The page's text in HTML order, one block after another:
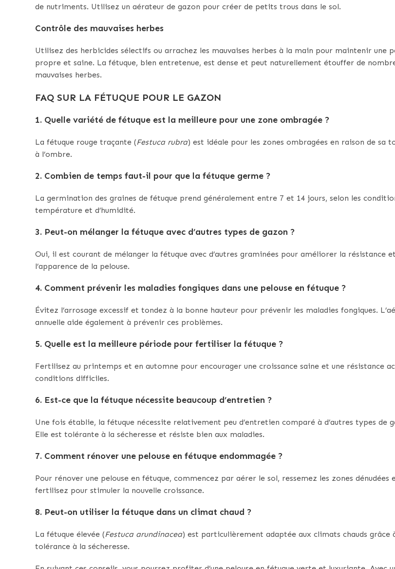
de nutriments. Utilisez un aérateur de gazon pour créer de petits trous dans le sol.
Contrôle des mauvaises herbes
Utilisez des herbicides sélectifs ou arrachez les mauvaises herbes à la main pour maintenir une
propre et saine. La fétuque, bien entretenue, est dense et peut naturellement étouffer de
mauvaises herbes.
FAQ SUR LA FÉTUQUE POUR LE GAZON
1. Quelle variété de fétuque est la meilleure pour une zone ombragée ?
La fétuque rouge traçante (Festuca rubra) est idéale pour les zones ombragées en raison de sa
à l’ombre.
2. Combien de temps faut-il pour que la fétuque germe ?
La germination des graines de fétuque prend généralement entre 7 et 14 jours, selon les
température et d’humidité.
3. Peut-on mélanger la fétuque avec d’autres types de gazon ?
Oui, il est courant de mélanger la fétuque avec d’autres graminées pour améliorer la résistance et
l’apparence de la pelouse.
4. Comment prévenir les maladies fongiques dans une pelouse en fétuque ?
Évitez l’arrosage excessif et tondez à la bonne hauteur pour prévenir les maladies fongiques.
annuelle aide également à prévenir ces problèmes.
5. Quelle est la meilleure période pour fertiliser la fétuque ?
Fertilisez au printemps et en automne pour encourager une croissance saine et une résistance
conditions difficiles.
6. Est-ce que la fétuque nécessite beaucoup d’entretien ?
Une fois établie, la fétuque nécessite relativement peu d’entretien comparé à d’autres types de
Elle est tolérante à la sécheresse et résiste bien aux maladies.
7. Comment rénover une pelouse en fétuque endommagée ?
Pour rénover une pelouse en fétuque, commencez par aérer le sol, ressemez les zones dénudées
fertilisez pour stimuler la nouvelle croissance.
8. Peut-on utiliser la fétuque dans un climat chaud ?
La fétuque élevée (Festuca arundinacea) est particulièrement adaptée aux climats chauds grâce
tolérance à la sécheresse.